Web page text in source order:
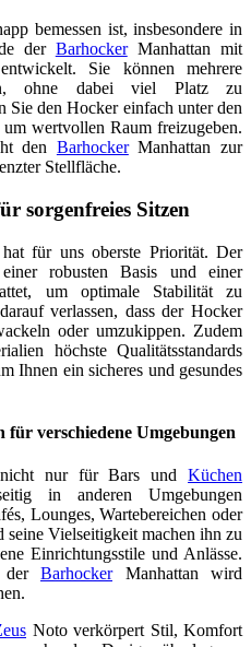
bemessen ist, insbesondere in
der BarhockerManhattan mit
Sie können mehrere
ohne dabei viel Platz zu
Sie den Hocker einfach unter den
wertvollen Raum freizugeben.
den BarhockerManhattan zur
Stellfläche.
sorgenfreies Sitzen
für uns oberste Priorität. Der
robusten Basis und einer
um optimale Stabilität zu
verlassen, dass der Hocker
oder umzukippen. Zudem
höchste Qualitätsstandards
Ihnen ein sicheres und gesundes
für verschiedene Umgebungen
nur für Bars undKüchen
in anderen Umgebungen
Lounges, Wartebereichen oder
seine Vielseitigkeit machen ihn zu
Einrichtungsstile und Anlässe.
der BarhockerManhattan wird
Noto verkörpert Stil, Komfort